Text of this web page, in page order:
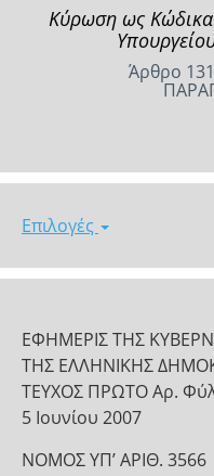
Κύρωση ως
Άρθρο
Επιλογές
ΕΦΗΜΕΡΙΣ ΤΗΣ
ΤΗΣ ΕΛΛΗΝΙΚΗΣ
ΤΕΥΧΟΣ ΠΡΩΤΟ Αρ.
5 Ιουνίου 2007
ΝΟΜΟΣ ΥΠ’ ΑΡΙΘ. 3566